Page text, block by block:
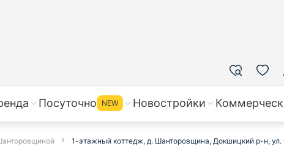
Посуточно NEW Новостройки
1-этажный коттедж, д. Шанторовщина, Докшицкий р-н, ул.